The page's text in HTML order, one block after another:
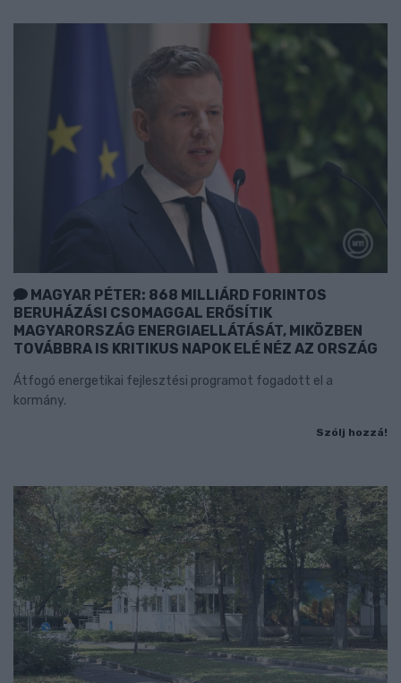
MAGYAR PÉTER: 868 MILLIÁRD FORINTOS
BERUHÁZÁSI CSOMAGGAL ERŐSÍTIK
MAGYARORSZÁG ENERGIAELLÁTÁSÁT, MIKÖZBEN
TOVÁBBRA IS KRITIKUS NAPOK ELÉ NÉZ AZ ORSZÁG
Átfogó energetikai fejlesztési programot fogadott el a
kormány.
Szólj hozzá!